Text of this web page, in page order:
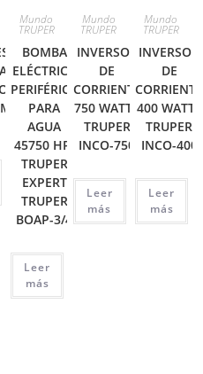
Mundo
TRUPER
BOMBA
ELÉCTRICA
PERIFÉRICA
PARA
AGUA
45750 HP,
TRUPER
EXPERT
TRUPER
BOAP-3/4
Leer
más
Mundo
TRUPER
INVERSOR
DE
CORRIENTE
750 WATTS
TRUPER
INCO-750
Leer
más
Mundo
TRUPER
INVERSOR
DE
CORRIENTE
400 WATTS
TRUPER
INCO-400
Leer
más